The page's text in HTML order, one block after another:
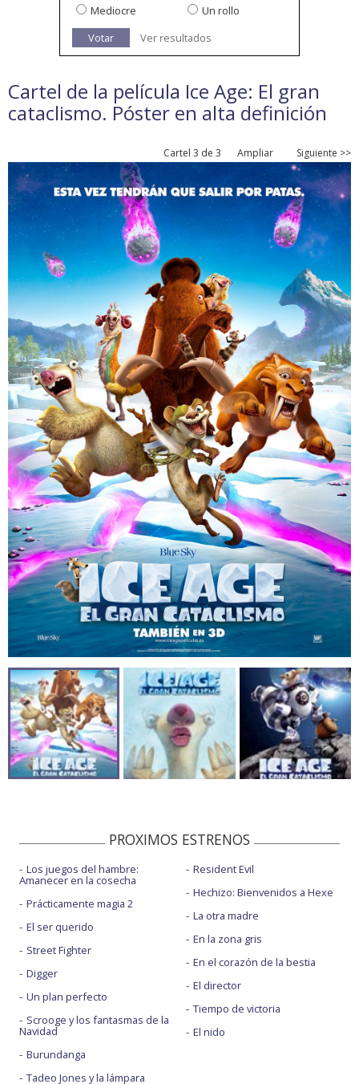
Mediocre
Un rollo
Votar
Ver resultados
Cartel de la película Ice Age: El gran
cataclismo. Póster en alta definición
Cartel 3 de 3 Ampliar Siguiente >>
PROXIMOS ESTRENOS
Los juegos del hambre:
Amanecer en la cosecha
Prácticamente magia 2
El ser querido
Street Fighter
Digger
Un plan perfecto
Scrooge y los fantasmas de la
Navidad
Burundanga
Tadeo Jones y la lámpara
Resident Evil
Hechizo: Bienvenidos a Hexe
La otra madre
En la zona gris
En el corazón de la bestia
El director
Tiempo de victoria
El nido